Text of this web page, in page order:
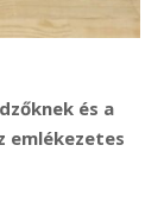
és a
emlékezetes